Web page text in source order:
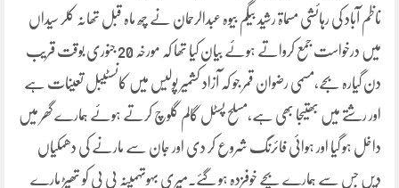
ناظم آباد کی رہائشی مسماۃ رشید بیگم بیوہ عبدالرحمان نے چھ ماہ قبل تھانہ کلر سیداں
میں درخواست جمع کرواتے ہوئے بیان کیا تھا کہ مورخہ 20 جنوری بوقت قریب
دن گیارہ بجے،مسمی رضوان قمر جو کہ آزاد کشمیر پولیس میں کانسٹیبل تعینات ہے
اور رشتے میں بھتیجا بھی ہے،مسلح پسٹل گالم گلوچ کرتے ہوئے ہمارے گھر میں
داخل ہو گیا اور ہوائی فائرنگ شروع کر دی اور جان سے مارنے کی دھمکیاں
دیں جس سے ہمارے بچے خوفزدہ ہو گئے۔میری بہوتہمینہ بی بی کو تھپڑ مارے